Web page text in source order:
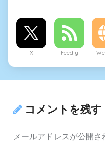
X Feedly
コメントを残す
メールアドレスが公開さ